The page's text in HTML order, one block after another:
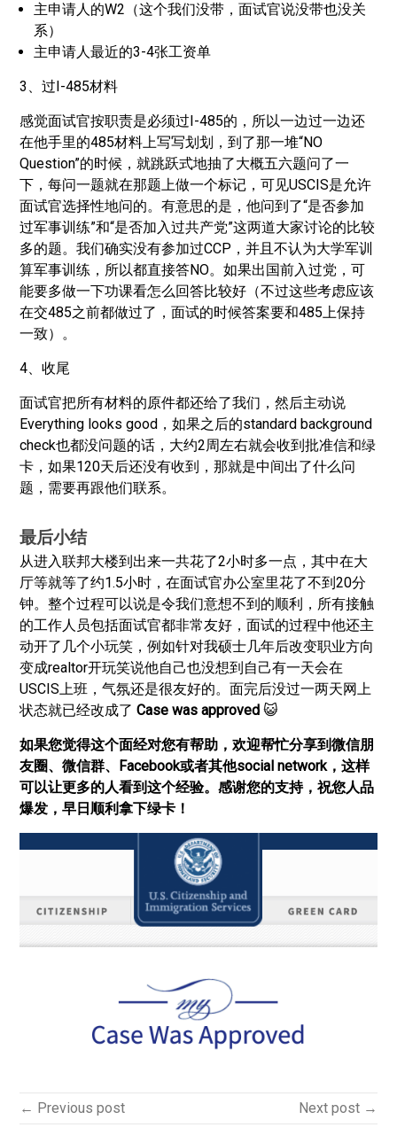
主申请人的W2（这个我们没带，面试官说没带也没关
系）
主申请人最近的3-4张工资单
3、过I-485材料
感觉面试官按职责是必须过I-485的，所以一边过一边还
在他手里的485材料上写写划划，到了那一堆“NO
Question”的时候，就跳跃式地抽了大概五六题问了一
下，每问一题就在那题上做一个标记，可见USCIS是允许
面试官选择性地问的。有意思的是，他问到了“是否参加
过军事训练”和“是否加入过共产党”这两道大家讨论的比较
多的题。我们确实没有参加过CCP，并且不认为大学军训
算军事训练，所以都直接答NO。如果出国前入过党，可
能要多做一下功课看怎么回答比较好（不过这些考虑应该
在交485之前都做过了，面试的时候答案要和485上保持
一致）。
4、收尾
面试官把所有材料的原件都还给了我们，然后主动说
Everything looks good，如果之后的standard background
check也都没问题的话，大约2周左右就会收到批准信和绿
卡，如果120天后还没有收到，那就是中间出了什么问
题，需要再跟他们联系。
最后小结
从进入联邦大楼到出来一共花了2小时多一点，其中在大
厅等就等了约1.5小时，在面试官办公室里花了不到20分
钟。整个过程可以说是令我们意想不到的顺利，所有接触
的工作人员包括面试官都非常友好，面试的过程中他还主
动开了几个小玩笑，例如针对我硕士几年后改变职业方向
变成realtor开玩笑说他自己也没想到自己有一天会在
USCIS上班，气氛还是很友好的。面完后没过一两天网上
状态就已经改成了Case was approved 😺
如果您觉得这个面经对您有帮助，欢迎帮忙分享到微信朋
友圈、微信群、Facebook或者其他social network，这样
可以让更多的人看到这个经验。感谢您的支持，祝您人品
爆发，早日顺利拿下绿卡！
← Previous post Next post →